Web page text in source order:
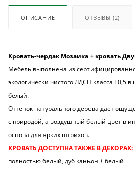
ОПИСАНИЕ ОТЗЫВЫ (2)
Кровать-чердак Мозаика + кровать
Мебель выполнена из
экологически чистого ЛДСП класса Е0,5
белый.
Оттенок натурального дерева дает
с природой, а воздушный белый цвет в
основа для ярких штрихов.
КРОВАТЬ ДОСТУПНА ТАКЖЕ В ДЕКОРАХ:
полностью белый, дуб каньон + белый